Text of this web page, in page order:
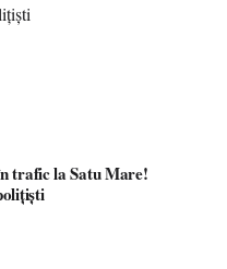
trafic la Satu Mare!